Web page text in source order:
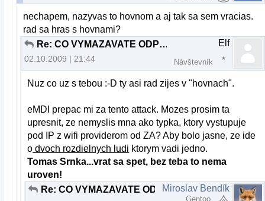
nechapem, nazyvas to hovnom a aj tak sa sem vracias.
rad sa hras s hovnami?
Re: CO VYMAZAVATE ODPOVEDE TY DEBILNY ADMIN ???
02.10.2009 | 21:44
Elf
Návštevník
Nuz co uz s tebou :-D ty asi rad zijes v "hovnach".
eMDI prepac mi za tento attack. Mozes prosim ta
upresnit, ze nemyslis mna ako typka, ktory vystupuje
pod IP z wifi providerom od ZA? Aby bolo jasne, ze ide
o dvoch rozdielnych ludi ktorym vadi jedno.
Tomas Srnka...vrat sa spet, bez teba to nema
uroven!
Re: CO VYMAZAVATE ODPOVEDE TY DEBILNY ADMIN ???Miroslav Bendík
Gentoo